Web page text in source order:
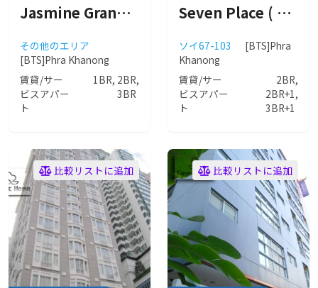
Jasmine Grande Residence ( ジャスミン グランド レジデンス )
その他のエリア
[BTS]Phra Khanong
賃貸/サー
ビスアパー
ト
1BR, 2BR,
3BR
Seven Place ( セブン プレイス )
ソイ67-103
[BTS]Phra
Khanong
賃貸/サー
ビスアパー
ト
2BR,
2BR+1,
3BR+1
比較リストに追加 比較リストに追加